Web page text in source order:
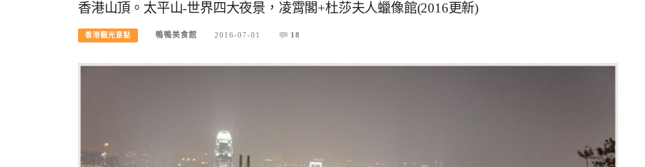
香港山頂。太平山-世界四大夜景，凌霄閣+杜莎夫人蠟像館(2016更新)
香港觀光景點 鴨鴨美食館 2016-07-01 18